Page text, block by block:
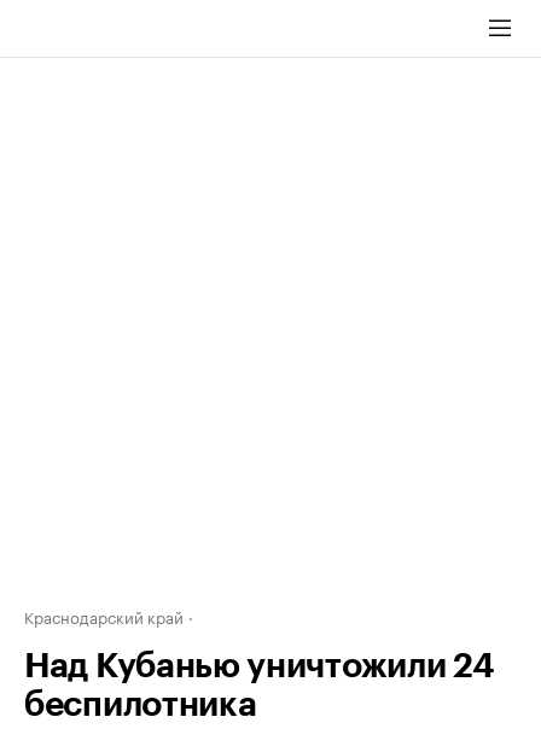
Краснодарский край
Над Кубанью уничтожили 24
беспилотника